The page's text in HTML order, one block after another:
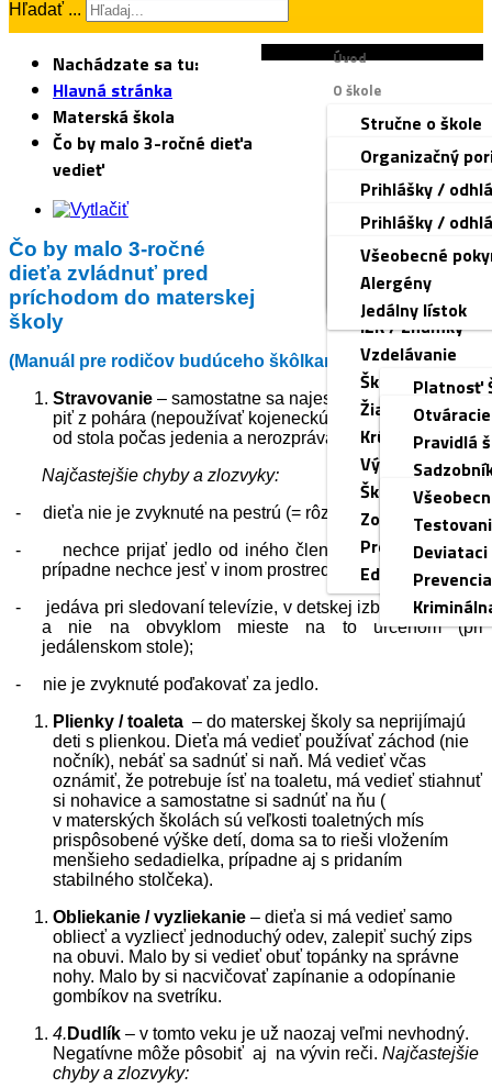
Hľadať ...
Úvod
O škole
Stručne o škole
Manažment
Zamestnanci
Rada školy
Voľné
Ochrana
Fotogaléria
Dokumenty
Organizačný
Kolektívna
Stratégia bez
Školský poriadok
pre
pre deti
pre deti
Správa o VVČ
Zmluvy,
Základná škola a ŠKD
Prihlášky /
Organizácia
Triednictvo
Rozvrh hodín
Zvonenie
IŽK / Známky
Vzdelávanie
Platnosť
iŠkVP
Programy
Školská knižnica
Pravidlá
Žiacky
Krúžky
Výchovný
Deviataci
Školský
Zoznam
Prenájom
Edupage -
Materská škola
Prihlášky /
Čo by malo 3-
Zoznam potrieb
iŠkVP
Školská jedáleň
Všeobecné
Alergény
Jedálny lístok
Tlačivá
Kontakt
Nachádzate sa tu:
Hlavná stránka
Materská škola
Čo by malo 3-ročné dieťa
vedieť
Čo by malo 3-ročné
dieťa zvládnuť pred
príchodom do materskej
školy
(Manuál pre rodičov budúceho škôlkara)
Stravovanie – samostatne sa najesť (aspoň lyžicou),
piť z pohára (nepoužívať kojeneckú fľašu), neodbiehať
od stola počas jedenia a nerozprávať pri jedle.
Najčastejšie chyby a zlozvyky:
-
dieťa nie je zvyknuté na pestrú (= rôznorodú) stravu;
-
nechce prijať jedlo od iného člena rodiny ako matky,
prípadne nechce jesť v inom prostredí ako doma;
-
jedáva pri sledovaní televízie, v detskej izbe a podobne,
a nie na obvyklom mieste na to určenom (pri
jedálenskom stole);
-
nie je zvyknuté poďakovať za jedlo.
Plienky / toaleta – do materskej školy sa neprijímajú
deti s plienkou. Dieťa má vedieť používať záchod (nie
nočník), nebáť sa sadnúť si naň. Má vedieť včas
oznámiť, že potrebuje ísť na toaletu, má vedieť stiahnuť
si nohavice a samostatne si sadnúť na ňu (
v materských školách sú veľkosti toaletných mís
prispôsobené výške detí, doma sa to rieši vložením
menšieho sedadielka, prípadne aj s pridaním
stabilného stolčeka).
Obliekanie / vyzliekanie – dieťa si má vedieť samo
obliecť a vyzliecť jednoduchý odev, zalepiť suchý zips
na obuvi. Malo by si vedieť obuť topánky na správne
nohy. Malo by si nacvičovať zapínanie a odopínanie
gombíkov na svetríku.
4. Dudlík – v tomto veku je už naozaj veľmi nevhodný.
Negatívne môže pôsobiť aj na vývin reči. Najčastejšie
chyby a zlozvyky: